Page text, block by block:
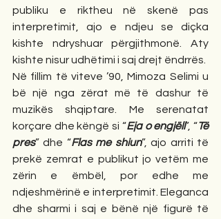
publiku e riktheu në skenë pas
interpretimit, ajo e ndjeu se diçka
kishte ndryshuar përgjithmonë. Aty
kishte nisur udhëtimi i saj drejt ëndrrës.
Në fillim të viteve ’90, Mimoza Selimi u
bë një nga zërat më të dashur të
muzikës shqiptare. Me serenatat
korçare dhe këngë si “Eja o engjëll”, “Të
pres” dhe “Flas me shiun”, ajo arriti të
prekë zemrat e publikut jo vetëm me
zërin e ëmbël, por edhe me
ndjeshmërinë e interpretimit. Eleganca
dhe sharmi i saj e bënë një figurë të